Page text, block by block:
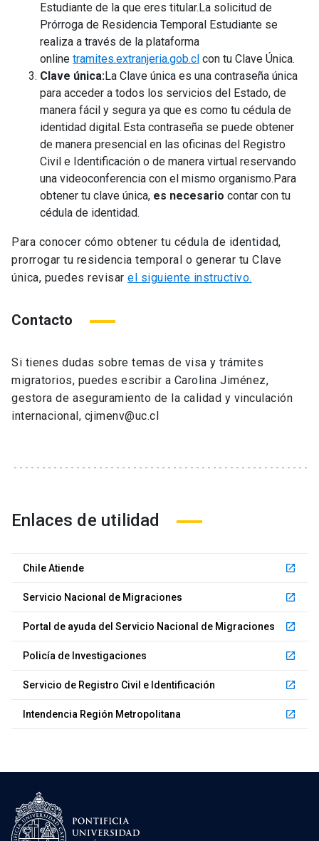
Estudiante de la que eres titular.La solicitud de
Prórroga de Residencia Temporal Estudiante se
realiza a través de la plataforma
online tramites.extranjeria.gob.cl con tu Clave Única.
Clave única:La Clave única es una contraseña única
para acceder a todos los servicios del Estado, de
manera fácil y segura ya que es como tu cédula de
identidad digital. Esta contraseña se puede obtener
de manera presencial en las oficinas del Registro
Civil e Identificación o de manera virtual reservando
una videoconferencia con el mismo organismo.Para
obtener tu clave única, es necesario contar con tu
cédula de identidad.
Para conocer cómo obtener tu cédula de identidad,
prorrogar tu residencia temporal o generar tu Clave
única, puedes revisar el siguiente instructivo.
Contacto
Si tienes dudas sobre temas de visa y trámites
migratorios, puedes escribir a Carolina Jiménez,
gestora de aseguramiento de la calidad y vinculación
internacional, cjimenv@uc.cl
Enlaces de utilidad
Chile Atiende launch
Servicio Nacional de Migraciones launch
Portal de ayuda del Servicio Nacional de Migraciones launch
Policía de Investigaciones launch
Servicio de Registro Civil e Identificación launch
Intendencia Región Metropolitana launch